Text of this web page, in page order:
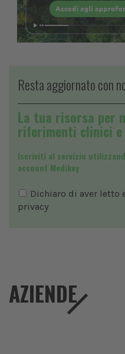
Resta aggiornato con
La tua risorsa per
riferimenti clinici e
Iscriviti al servizio
account Medikey
Dichiaro di aver letto
privacy
AZIENDE